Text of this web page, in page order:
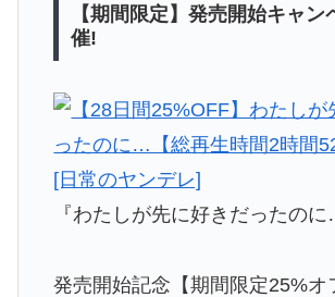
【期間限定】発売開始キャン
催!
『わたしが先に好きだったのに
発売開始記念【期間限定25%オ